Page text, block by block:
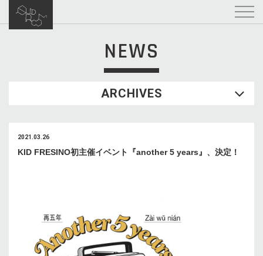
NEWS
ARCHIVES
2021.03.26
KID FRESINO初主催イベント『another 5 years』、決定！